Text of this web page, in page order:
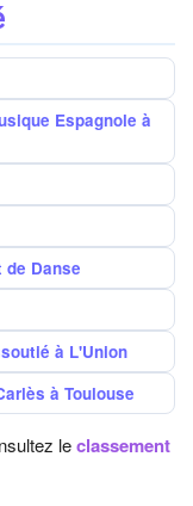
Espagnole à
de Danse
à L'Union
à Toulouse
leclassement